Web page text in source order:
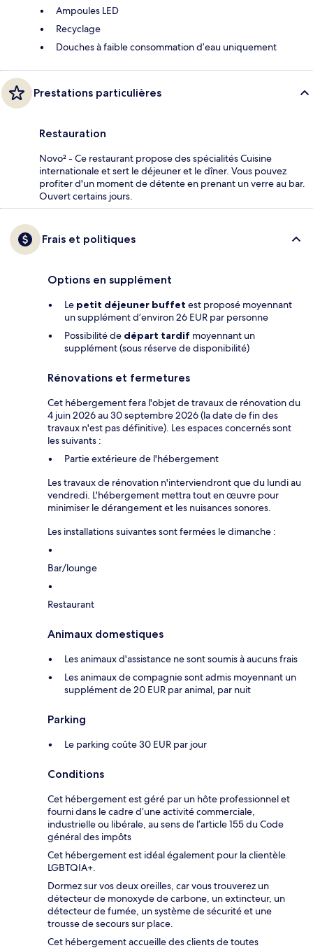
Ampoules LED
Recyclage
Douches à faible consommation d’eau uniquement
Prestations particulières
Restauration
Novo² - Ce restaurant propose des spécialités Cuisine
internationale et sert le déjeuner et le dîner. Vous pouvez
profiter d'un moment de détente en prenant un verre au bar.
Ouvert certains jours.
Frais et politiques
Options en supplément
Le petit déjeuner buffet est proposé moyennant
un supplément d’environ 26 EUR par personne
Possibilité de départ tardif moyennant un
supplément (sous réserve de disponibilité)
Rénovations et fermetures
Cet hébergement fera l'objet de travaux de rénovation du
4 juin 2026 au 30 septembre 2026 (la date de fin des
travaux n'est pas définitive). Les espaces concernés sont
les suivants :
Partie extérieure de l'hébergement
Les travaux de rénovation n'interviendront que du lundi au
vendredi. L'hébergement mettra tout en œuvre pour
minimiser le dérangement et les nuisances sonores.
Les installations suivantes sont fermées le dimanche :
Bar/lounge
Restaurant
Animaux domestiques
Les animaux d'assistance ne sont soumis à aucuns frais
Les animaux de compagnie sont admis moyennant un
supplément de 20 EUR par animal, par nuit
Parking
Le parking coûte 30 EUR par jour
Conditions
Cet hébergement est géré par un hôte professionnel et
fourni dans le cadre d’une activité commerciale,
industrielle ou libérale, au sens de l’article 155 du Code
général des impôts
Cet hébergement est idéal également pour la clientèle
LGBTQIA+.
Dormez sur vos deux oreilles, car vous trouverez un
détecteur de monoxyde de carbone, un extincteur, un
détecteur de fumée, un système de sécurité et une
trousse de secours sur place.
Cet hébergement accueille des clients de toutes